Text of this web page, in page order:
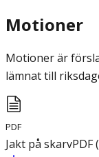
Motioner
Motioner är
lämnat till
PDF
Jakt på skarvPDF(